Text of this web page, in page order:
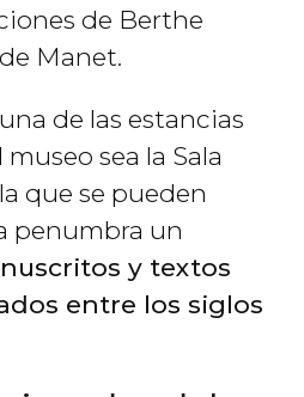
de Berthe
Manet.
de las estancias
sea la Sala
que se pueden
penumbra un
y textos
entre los siglos